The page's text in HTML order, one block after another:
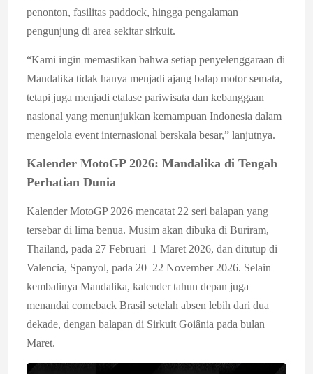
penonton, fasilitas paddock, hingga pengalaman
pengunjung di area sekitar sirkuit.
“Kami ingin memastikan bahwa setiap penyelenggaraan di
Mandalika tidak hanya menjadi ajang balap motor semata,
tetapi juga menjadi etalase pariwisata dan kebanggaan
nasional yang menunjukkan kemampuan Indonesia dalam
mengelola event internasional berskala besar,” lanjutnya.
Kalender MotoGP 2026: Mandalika di Tengah
Perhatian Dunia
Kalender MotoGP 2026 mencatat 22 seri balapan yang
tersebar di lima benua. Musim akan dibuka di Buriram,
Thailand, pada 27 Februari–1 Maret 2026, dan ditutup di
Valencia, Spanyol, pada 20–22 November 2026. Selain
kembalinya Mandalika, kalender tahun depan juga
menandai comeback Brasil setelah absen lebih dari dua
dekade, dengan balapan di Sirkuit Goiânia pada bulan
Maret.